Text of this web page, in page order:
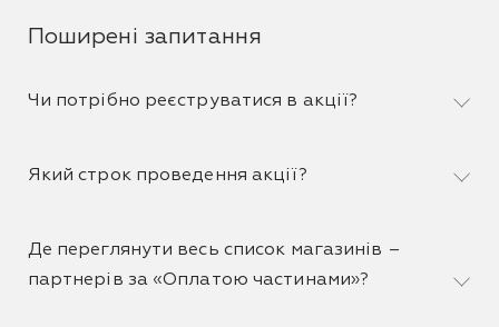
Поширені запитання
Чи потрібно реєструватися в акції?
Який строк проведення акції?
Де переглянути весь список магазинів –
партнерів за «Оплатою частинами»?